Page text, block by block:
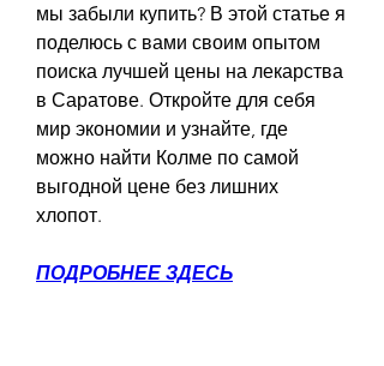
мы забыли купить? В этой статье я
поделюсь с вами своим опытом
поиска лучшей цены на лекарства
в Саратове. Откройте для себя
мир экономии и узнайте, где
можно найти Колме по самой
выгодной цене без лишних
хлопот.
ПОДРОБНЕЕ ЗДЕСЬ